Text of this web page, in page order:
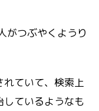
がつぶやくようり
ていて、検索上
ているようなも